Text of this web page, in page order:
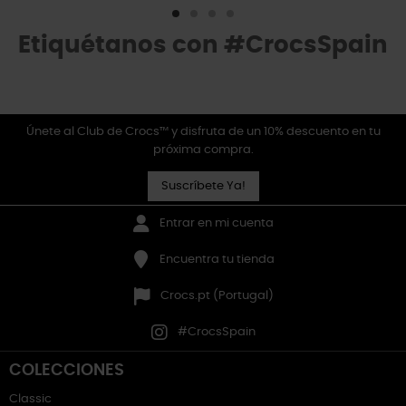
Etiquétanos con #CrocsSpain
Únete al Club de Crocs™ y disfruta de un 10% descuento en tu
próxima compra.
Suscríbete Ya!
Entrar en mi cuenta
Encuentra tu tienda
Crocs.pt (Portugal)
#CrocsSpain
COLECCIONES
Classic